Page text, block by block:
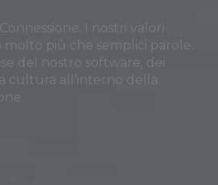
I nostri valori
più che semplici parole.
del nostro software, dei
cultura all’interno della